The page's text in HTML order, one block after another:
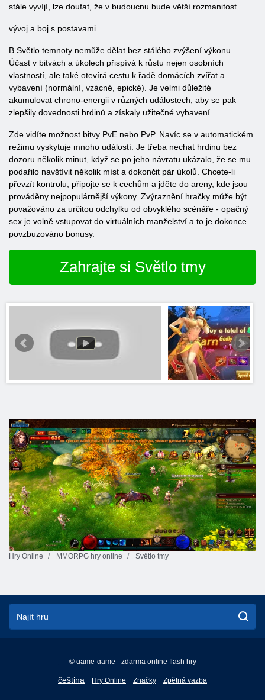
stále vyvíjí, lze doufat, že v budoucnu bude větší rozmanitost.
vývoj a boj s postavami
B Světlo temnoty nemůže dělat bez stálého zvýšení výkonu.
Účast v bitvách a úkolech přispívá k růstu nejen osobních
vlastností, ale také otevírá cestu k řadě domácích zvířat a
vybavení (normální, vzácné, epické). Je velmi důležité
akumulovat chrono-energii v různých událostech, aby se pak
zlepšily dovednosti hrdinů a získaly užitečné vybavení.
Zde vidíte možnost bitvy PvE nebo PvP. Navíc se v automatickém
režimu vyskytuje mnoho událostí. Je třeba nechat hrdinu bez
dozoru několik minut, když se po jeho návratu ukázalo, že se mu
podařilo navštívit několik míst a dokončit pár úkolů. Chcete-li
převzít kontrolu, připojte se k cechům a jděte do areny, kde jsou
prováděny nejpopulárnější výkony. Zvýraznění hračky může být
považováno za určitou odchylku od obvyklého scénáře - opačný
sex je volně vstupovat do virtuálních manželství a to je dokonce
povzbuzováno bonusy.
Zahrajte si Světlo tmy
Hry Online MMORPG hry online Světlo tmy
© game-game - zdarma online flash hry
čeština
English
Hry Online Značky Zpětná vazba